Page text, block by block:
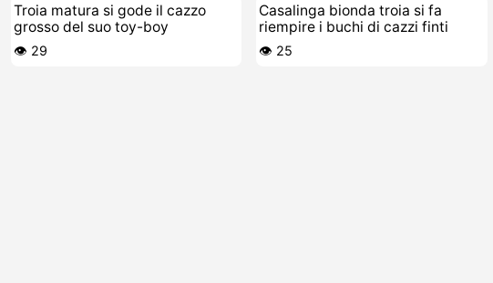
Troia matura si gode il cazzo
grosso del suo toy-boy
👁️ 29
Casalinga bionda troia si fa
riempire i buchi di cazzi finti
👁️ 25